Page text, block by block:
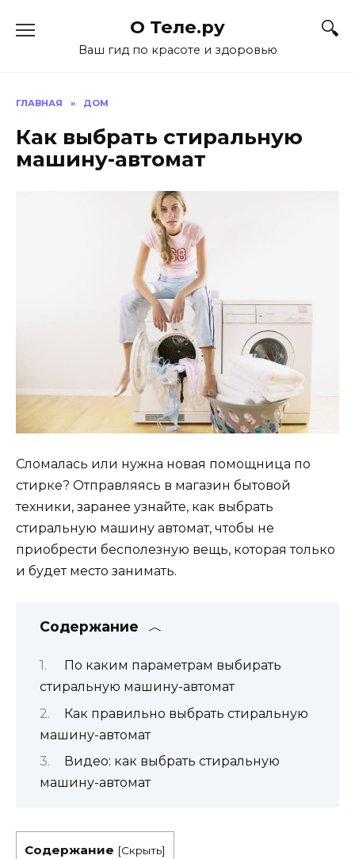
содержанию
О Теле.ру
Ваш гид по красоте и здоровью
ГЛАВНАЯ » ДОМ
Как выбрать стиральную
машину-автомат
Сломалась или нужна новая помощница по
стирке? Отправляясь в магазин бытовой
техники, заранее узнайте, как выбрать
стиральную машину автомат, чтобы не
приобрести бесполезную вещь, которая только
и будет место занимать.
Содержание
По каким параметрам выбирать
стиральную машину-автомат
Как правильно выбрать стиральную
машину-автомат
Видео: как выбрать стиральную
машину-автомат
Содержание [Скрыть]